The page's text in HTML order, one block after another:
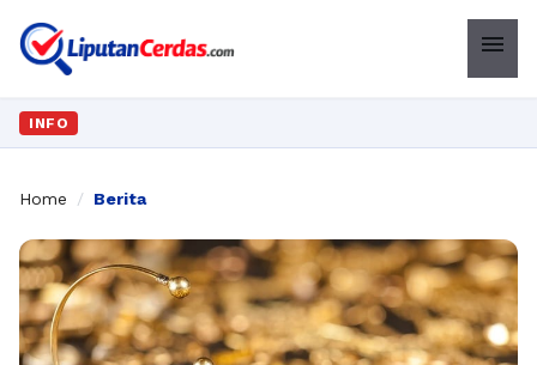
menu
INFO
Home / Berita